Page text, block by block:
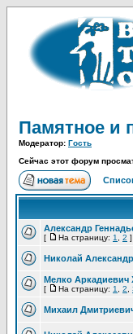
Памятное и
Модератор: Гость
Сейчас этот форум
Александр
[ На страницу: 1 2 ]
Николай
Мелко Аркадиевич
[ На страницу: 1 2
Михаил